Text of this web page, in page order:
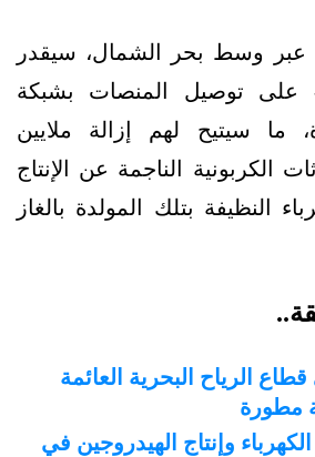
عبر وسط بحر الشمال، سيقدر
على توصيل المنصات بشبكة
ما سيتيح لهم إزالة ملايين
الكربونية الناجمة عن الإنتاج
النظيفة بتلك المولدة بالغاز
الرياح البحرية العائمة
مطورة
وإنتاج الهيدروجين في